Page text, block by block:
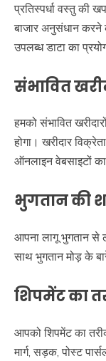
प्रतिस्पर्धा वस्तु की
बाजार अनुसंधान
उपलब्ध डाटा का
संभावित
हमको संभावित
होगा। खरीदार
ऑनलाइन वेबसाइटों
भुगतान की
आपना लागू भुगतान से
साथ भुगतान मोड़ के
शिपमेंट का
आपको शिपमेंट का
मार्ग, सड़क, पोस्ट